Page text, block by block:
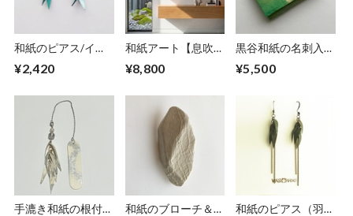
和紙のピアス/イヤ
アブルー】S
¥2,420
和紙アート【息吹】
¥8,800
黒谷和紙の名刺入れ
¥5,500
手漉き和紙の根付
和紙のブローチ＆ペ
和紙のピアス（羽）